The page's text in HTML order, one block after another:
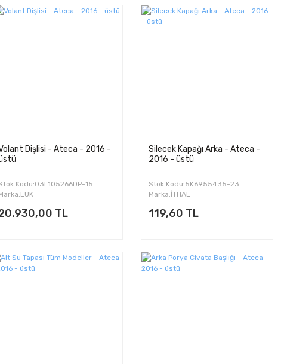
Dişlisi - Ateca - 2016 -
Kodu:03L105266DP-15
TL
Silecek Kapağı Arka - Ateca -
2016 - üstü
Stok Kodu:5K6955435-23
Marka:İTHAL
119,60 TL